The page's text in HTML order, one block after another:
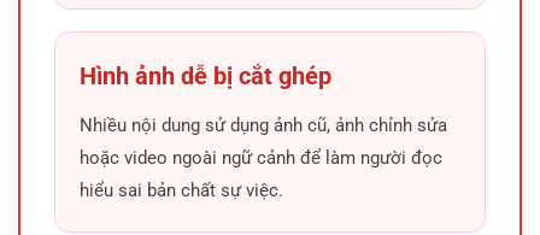
Hình ảnh dễ bị cắt ghép
Nhiều nội dung sử dụng ảnh cũ, ảnh chỉnh sửa
hoặc video ngoài ngữ cảnh để làm người đọc
hiểu sai bản chất sự việc.